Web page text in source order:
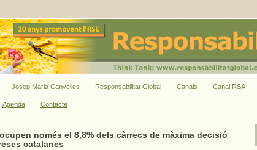
Josep Maria Canyelles Responsabilitat Global Canals Canal RSA
Agenda Contacte
només el 8,8% dels càrrecs de màxima decisió
catalanes